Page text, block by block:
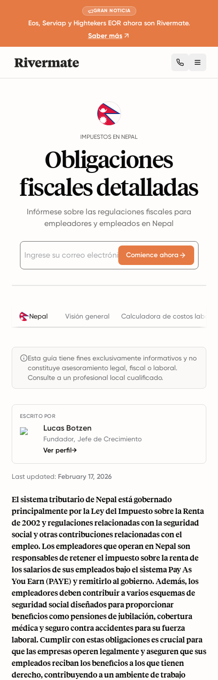
GRAN NOTICIA
Eos, Serviap y Hightekers EOR ahora son Rivermate.
Saber más
IMPUESTOS EN NEPAL
Obligaciones
fiscales detalladas
Infórmese sobre las regulaciones fiscales para
empleadores y empleados en Nepal
Comience ahora
Nepal Visión general Calculadora de costos
Esta guía tiene fines exclusivamente informativos y no
constituye asesoramiento legal, fiscal o laboral.
Consulte a un profesional local cualificado.
ESCRITO POR
Lucas Botzen
Fundador, Jefe de Crecimiento
Ver perfil→
Last updated: February 17, 2026
El sistema tributario de Nepal está gobernado
principalmente por la Ley del Impuesto sobre la Renta
de 2002 y regulaciones relacionadas con la seguridad
social y otras contribuciones relacionadas con el
empleo. Los empleadores que operan en Nepal son
responsables de retener el impuesto sobre la renta de
los salarios de sus empleados bajo el sistema Pay As
You Earn (PAYE) y remitirlo al gobierno. Además, los
empleadores deben contribuir a varios esquemas de
seguridad social diseñados para proporcionar
beneficios como pensiones de jubilación, cobertura
médica y seguro contra accidentes para su fuerza
laboral. Cumplir con estas obligaciones es crucial para
que las empresas operen legalmente y aseguren que sus
empleados reciban los beneficios a los que tienen
derecho, contribuyendo a un ambiente de trabajo